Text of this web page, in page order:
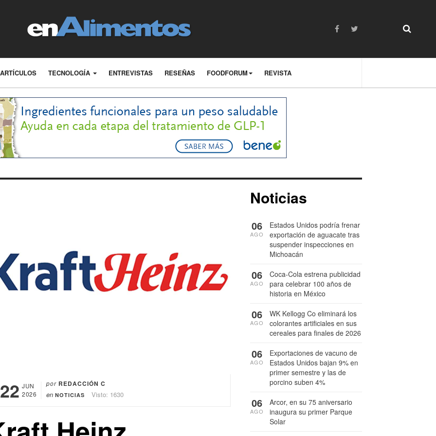
ARTÍCULOS TECNOLOGÍA ENTREVISTAS RESEÑAS FOODFORUM REVISTA
22 JUN
2026
por REDACCIÓN C
en NOTICIAS Visto: 1630
Noticias
Estados Unidos podría frenar
exportación de aguacate tras
suspender inspecciones en
Michoacán
06
AGO
Coca-Cola estrena publicidad
para celebrar 100 años de
historia en México
06
AGO
WK Kellogg Co eliminará los
colorantes artificiales en sus
cereales para finales de 2026
06
AGO
Exportaciones de vacuno de
Estados Unidos bajan 9% en
primer semestre y las de
porcino suben 4%
06
AGO
Arcor, en su 75 aniversario
inaugura su primer Parque
Solar
06
AGO